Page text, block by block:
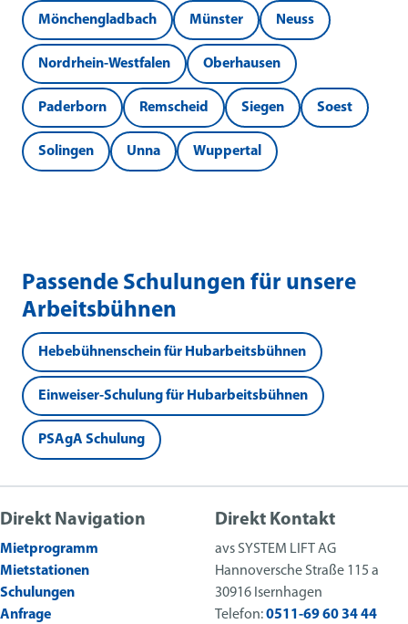
Mönchengladbach Münster Neuss
Nordrhein-Westfalen Oberhausen
Paderborn Remscheid Siegen Soest
Solingen Unna Wuppertal
Passende Schulungen für unsere
Arbeitsbühnen
Hebebühnenschein für Hubarbeitsbühnen
Einweiser-Schulung für Hubarbeitsbühnen
PSAgA Schulung
Direkt Navigation
Mietprogramm
Mietstationen
Schulungen
Anfrage
Direkt Kontakt
avs SYSTEM LIFT AG
Hannoversche Straße 115 a
30916 Isernhagen
Telefon:0511-69 60 34 44